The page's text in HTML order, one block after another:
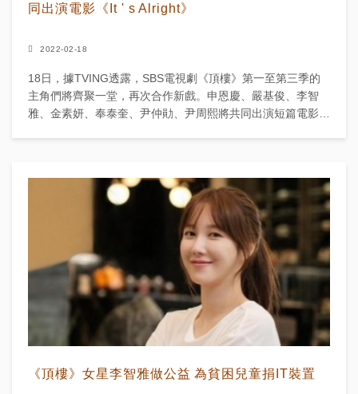
同出演電影《It ' s Alright》
2022-02-18
18日，據TVING透露，SBS電視劇《頂樓》第一至第三季的
主角們將齊聚一堂，再次合作新戲。申恩慶、嚴基俊、李智
雅、金素妍、奉泰奎、尹仲勛、尹周熙將共同出演短篇電影
《頂樓》女星李智雅做公益 為貧困兒童捐IT裝置